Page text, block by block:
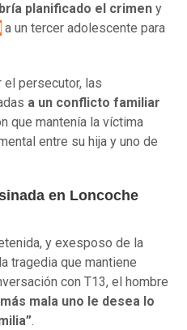
planificado el crimen y
a un tercer adolescente para
el persecutor, las
a un conflicto familiar
que mantenía la víctima
entre su hija y uno de
en Loncoche
y exesposo de la
tragedia que mantiene
con T13, el hombre
mala uno le desea lo
.